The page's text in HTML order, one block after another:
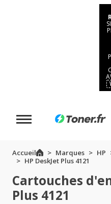
Accueil Marques HP
HP DeskJet Plus 4121
Cartouches
Plus 4121